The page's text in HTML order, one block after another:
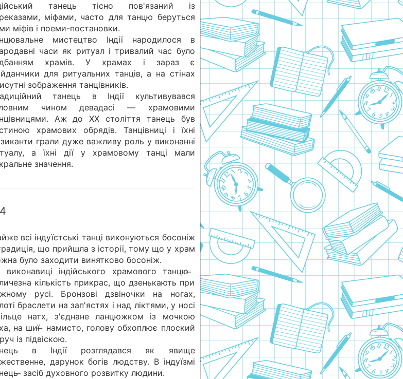
танець тісно пов'язаний із
міфами, часто для танцю беруться
міфів і поеми-постановки.
мистецтво Індії народилося в
часи як ритуал і тривалий час було
храмів. У храмах і зараз є
для ритуальних танців, а на стінах
зображення танцівників.
танець в Індії культивувався
чином девадасі — храмовими
Аж до ХХ століття танець був
храмових обрядів. Танцівниці і їхні
грали дуже важливу роль у виконанні
а їхні дії у храмовому танці мали
значення.
всі індуїстські танці виконуються босоніж
що прийшла з історії, тому що у храм
було заходити винятково босоніж.
виконавиці індійського храмового танцю
кількість прикрас, що дзенькають при
русі. Бронзові дзвіночки на ногах,
браслети на зап'ястях і над ліктями, у носі
натх, з'єднане ланцюжком із мочкою
на шиї ̶ намисто, голову обхоплює плоский
із підвіскою.
в Індії розглядався як явище
дарунок богів людству. В індуїзмі
засіб духовного розвитку людини.